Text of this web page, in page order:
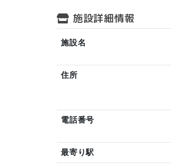
施設詳細情報
施設名
住所
電話番号
最寄り駅